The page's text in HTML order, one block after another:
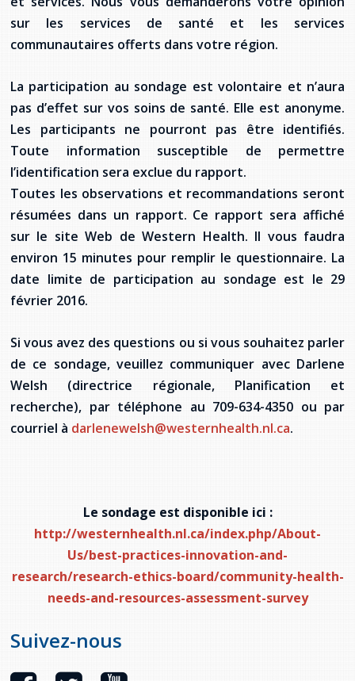
Allison Chaytor
Lee Trowbridge
Randy Follet
Pamela Tucker
Anastasia Knudsen
Brian Kizner
Marc-Alexandre Mestres
Stacy Smith
Nancy Dillon
Dominic Demers
Yulia Kudryakova
provincial
Ressources linguistiques pour la
sur les services de santé et les services
communautaires offerts dans votre région.
La participation au sondage est volontaire et n’aura
pas d’effet sur vos soins de santé. Elle est anonyme.
Les participants ne pourront pas être identifiés.
Toute information susceptible de permettre
l’identification sera exclue du rapport.
Toutes les observations et recommandations seront
résumées dans un rapport. Ce rapport sera affiché
sur le site Web de Western Health. Il vous faudra
environ 15 minutes pour remplir le questionnaire. La
date limite de participation au sondage est le 29
février 2016.
Si vous avez des questions ou si vous souhaitez parler
de ce sondage, veuillez communiquer avec Darlene
Welsh (directrice régionale, Planification et
recherche), par téléphone au 709-634-4350 ou par
courriel à darlenewelsh@westernhealth.nl.ca.
Le sondage est disponible ici :
http://westernhealth.nl.ca/index.php/About-
Us/best-practices-innovation-and-
research/research-ethics-board/community-health-
needs-and-resources-assessment-survey
Suivez-nous